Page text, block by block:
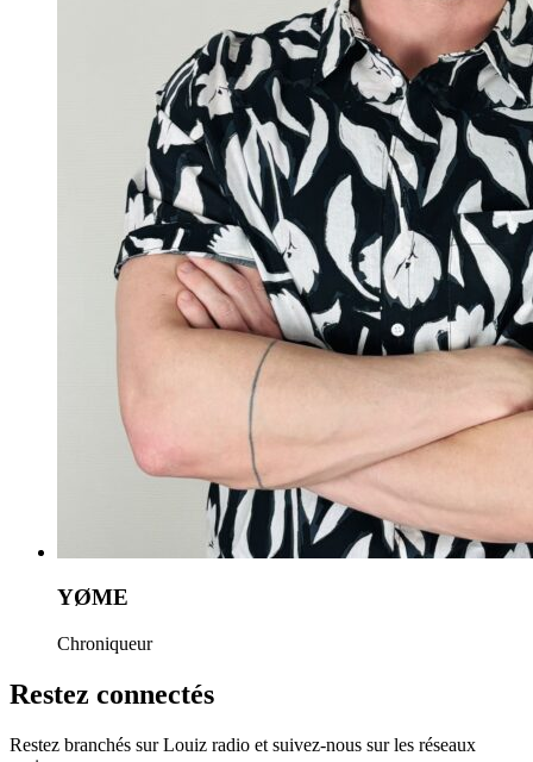
YØME
Chroniqueur
Restez connectés
Restez branchés sur Louiz radio et suivez-nous sur les réseaux